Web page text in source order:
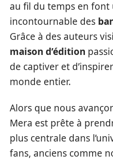
au fil du temps en font
incontournable des
Grâce à des auteurs
maison d’édition
de captiver et
monde entier.
Alors que nous
Mera est prête à
plus centrale dans
fans, anciens comme